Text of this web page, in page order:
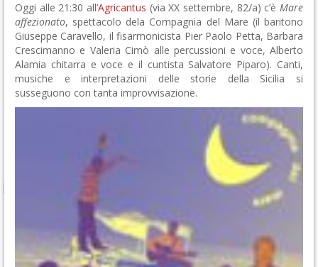
Oggi alle 21:30 all’Agricantus (via XX settembre, 82/a) c’è Mare
affezionato, spettacolo dela Compagnia del Mare (il baritono
Giuseppe Caravello, il fisarmonicista Pier Paolo Petta, Barbara
Crescimanno e Valeria Cimò alle percussioni e voce, Alberto
Alamia chitarra e voce e il cuntista Salvatore Piparo). Canti,
musiche e interpretazioni delle storie della Sicilia si
susseguono con tanta improvvisazione.